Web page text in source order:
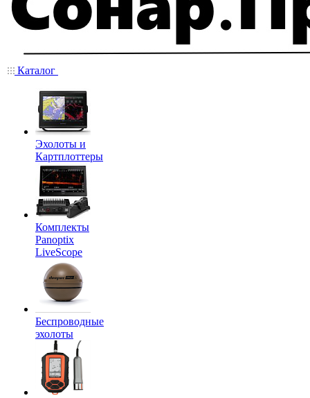
Каталог
Эхолоты и
Картплоттеры
Комплекты
Panoptix
LiveScope
Беспроводные
эхолоты